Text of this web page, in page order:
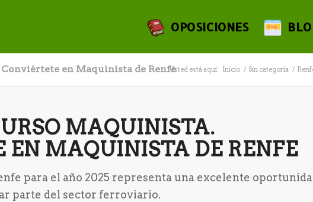
OPOSICIONES
en Maquinista de RenfeUsted está aquí: Inicio / Sin categoría /
MAQUINISTA.
EN MAQUINISTA DE RENFE
para el año 2025 representa una excelente
parte del sector ferroviario.